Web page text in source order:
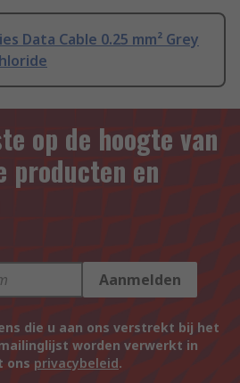
Data Cable 0.25 mm² Grey
op de hoogte van
producten en
Aanmelden
die u aan ons verstrekt bij het
worden verwerkt in
ons privacybeleid.